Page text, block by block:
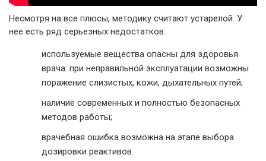
Несмотря на все плюсы, методику считают устарелой. У
нее есть ряд серьезных недостатков:
используемые вещества опасны для здоровья
врача: при неправильной эксплуатации возможны
поражение слизистых, кожи, дыхательных путей;
наличие современных и полностью безопасных
методов работы;
врачебная ошибка возможна на этапе выбора
дозировки реактивов.